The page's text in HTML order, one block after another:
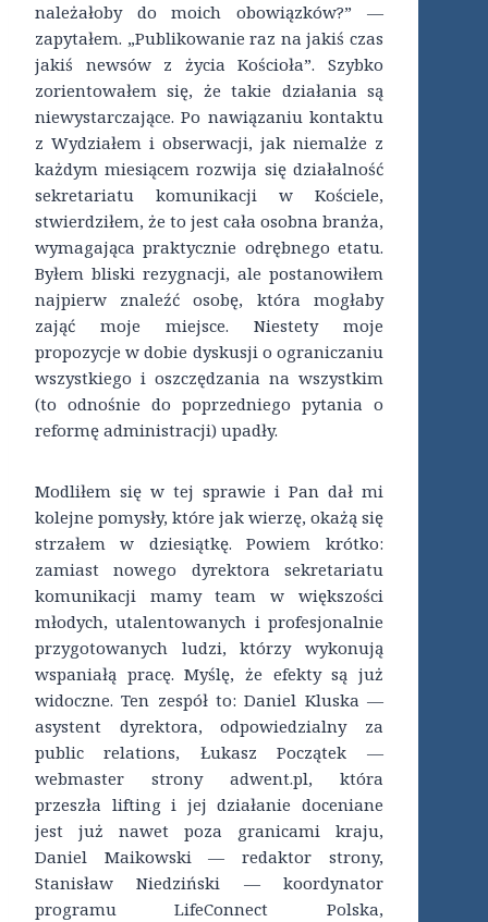
należałoby do moich obowiązków?” —
zapytałem. „Publikowanie raz na jakiś czas
jakiś newsów z życia Kościoła”. Szybko
zorientowałem się, że takie działania są
niewystarczające. Po nawiązaniu kontaktu
z Wydziałem i obserwacji, jak niemalże z
każdym miesiącem rozwija się działalność
sekretariatu komunikacji w Kościele,
stwierdziłem, że to jest cała osobna branża,
wymagająca praktycznie odrębnego etatu.
Byłem bliski rezygnacji, ale postanowiłem
najpierw znaleźć osobę, która mogłaby
zająć moje miejsce. Niestety moje
propozycje w dobie dyskusji o ograniczaniu
wszystkiego i oszczędzania na wszystkim
(to odnośnie do poprzedniego pytania o
reformę administracji) upadły.
Modliłem się w tej sprawie i Pan dał mi
kolejne pomysły, które jak wierzę, okażą się
strzałem w dziesiątkę. Powiem krótko:
zamiast nowego dyrektora sekretariatu
komunikacji mamy team w większości
młodych, utalentowanych i profesjonalnie
przygotowanych ludzi, którzy wykonują
wspaniałą pracę. Myślę, że efekty są już
widoczne. Ten zespół to: Daniel Kluska —
asystent dyrektora, odpowiedzialny za
public relations, Łukasz Początek —
webmaster strony adwent.pl, która
przeszła lifting i jej działanie doceniane
jest już nawet poza granicami kraju,
Daniel Maikowski — redaktor strony,
Stanisław Niedziński — koordynator
programu LifeConnect Polska,